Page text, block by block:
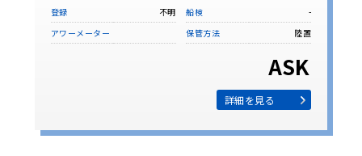
登録 不明 船検
-
アワーメーター
保管方法 陸置
ASK
詳細を見る